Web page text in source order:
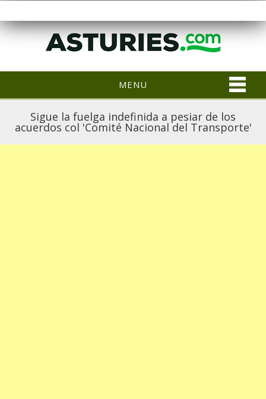
MENU
Sigue la fuelga indefinida a pesiar de los
acuerdos col 'Comité Nacional del Transporte'